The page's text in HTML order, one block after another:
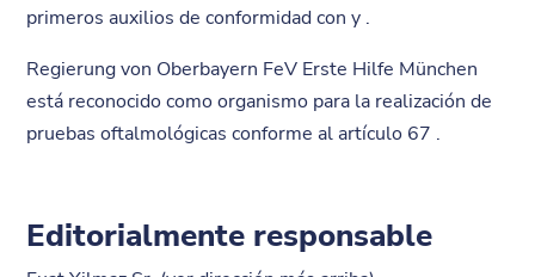
primeros auxilios de conformidad con y .
Regierung von Oberbayern FeV Erste Hilfe München
está reconocido como organismo para la realización de
pruebas oftalmológicas conforme al artículo 67 .
Editorialmente responsable